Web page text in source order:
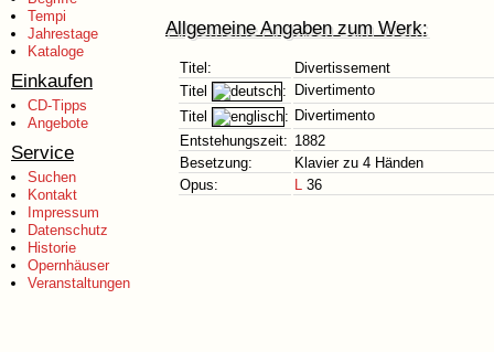
Tempi
Jahrestage
Kataloge
Einkaufen
CD-Tipps
Angebote
Service
Suchen
Kontakt
Impressum
Datenschutz
Historie
Opernhäuser
Veranstaltungen
Allgemeine Angaben zum Werk:
Titel:
Divertissement
Titel
:
Divertimento
Titel
: Divertimento
Entstehungszeit: 1882
Besetzung:
Klavier zu 4 Händen
Opus:
L 36